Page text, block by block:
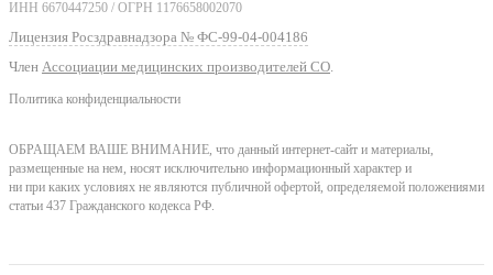
ИНН 6670447250 / ОГРН 1176658002070
Лицензия Росздравнадзора № ФС-99-04-004186
Член Ассоциации медицинских производителей СО.
Политика конфиденциальности
ОБРАЩАЕМ ВАШЕ ВНИМАНИЕ, что данный интернет-сайт и материалы,
размещенные на нем, носят исключительно информационный характер и
ни при каких условиях не являются публичной офертой, определяемой положениями
статьи 437 Гражданского кодекса РФ.